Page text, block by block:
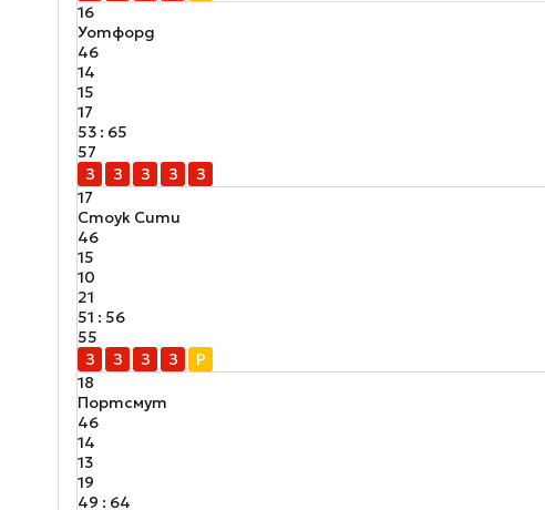
16
Уотфорд
46
14
15
17
53 : 65
57
З
З З З
З
17
Стоук Сити
46
15
10
21
51 : 56
55
З
З З З
Р
18
Портсмут
46
14
13
19
49 : 64